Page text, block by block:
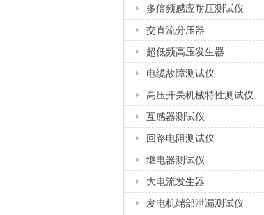
多倍频感应耐压测试仪
交直流分压器
超低频高压发生器
电缆故障测试仪
高压开关机械特性测试仪
互感器测试仪
回路电阻测试仪
继电器测试仪
大电流发生器
发电机端部泄漏测试仪